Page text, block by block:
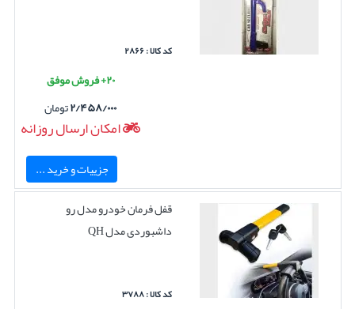
کد کالا : ۲۸۶۶
۲۰+ فروش موفق
۲/۴۵۸/۰۰۰تومان
امکان ارسال روزانه
جزییات و خرید ...
قفل فرمان خودرو مدل رو
داشبوردی مدل QH
کد کالا : ۳۷۸۸